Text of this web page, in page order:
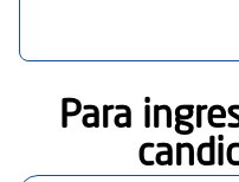
abrigo. Modelagem
peças infantis como
bermuda, short,
de bases, e higiene e
Para